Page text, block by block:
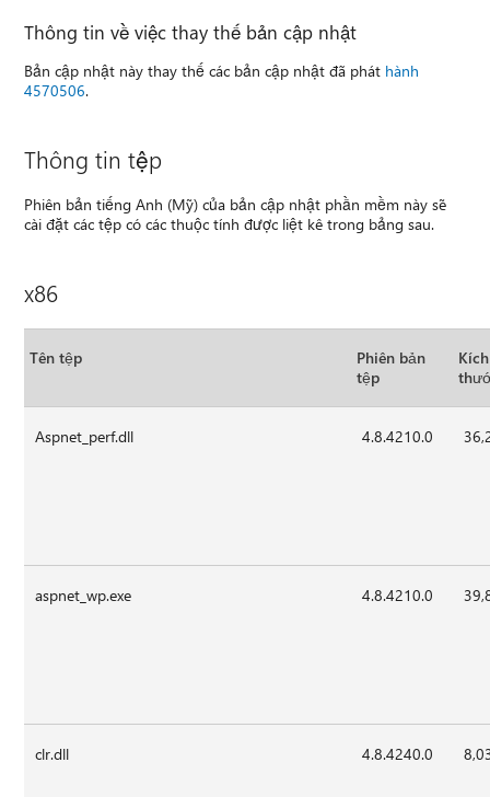
Thông tin về việc thay thế bản cập nhật
Bản cập nhật này thay thế các bản cập nhật đã phát hành
4570506.
Thông tin tệp
Phiên bản tiếng Anh (Mỹ) của bản cập nhật phần mềm này sẽ
cài đặt các tệp có các thuộc tính được liệt kê trong bảng sau.
x86
Tên tệp
Phiên bản
tệp
Kích
Aspnet_perf.dll 4.8.4210.0
aspnet_wp.exe 4.8.4210.0
clr.dll 4.8.4240.0